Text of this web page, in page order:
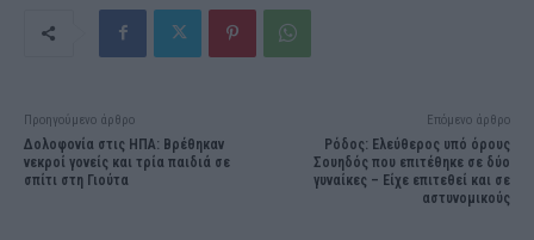
Προηγούμενο άρθρο
Δολοφονία στις ΗΠΑ: Βρέθηκαν
νεκροί γονείς και τρία παιδιά σε
σπίτι στη Γιούτα
Επόμενο άρθρο
Ρόδος: Ελεύθερος υπό όρους
Σουηδός που επιτέθηκε σε δύο
γυναίκες – Είχε επιτεθεί και σε
αστυνομικούς